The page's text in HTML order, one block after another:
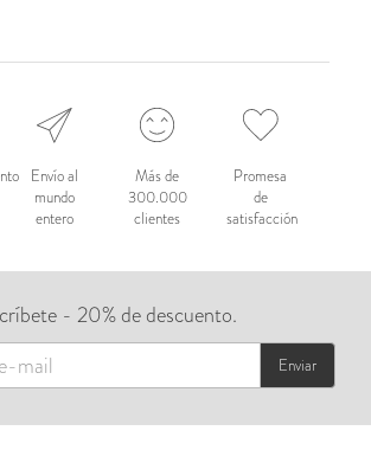
Envío al
mundo
entero
Más de
300.000
clientes
Promesa
de
satisfacción
- 20% de descuento.
Enviar